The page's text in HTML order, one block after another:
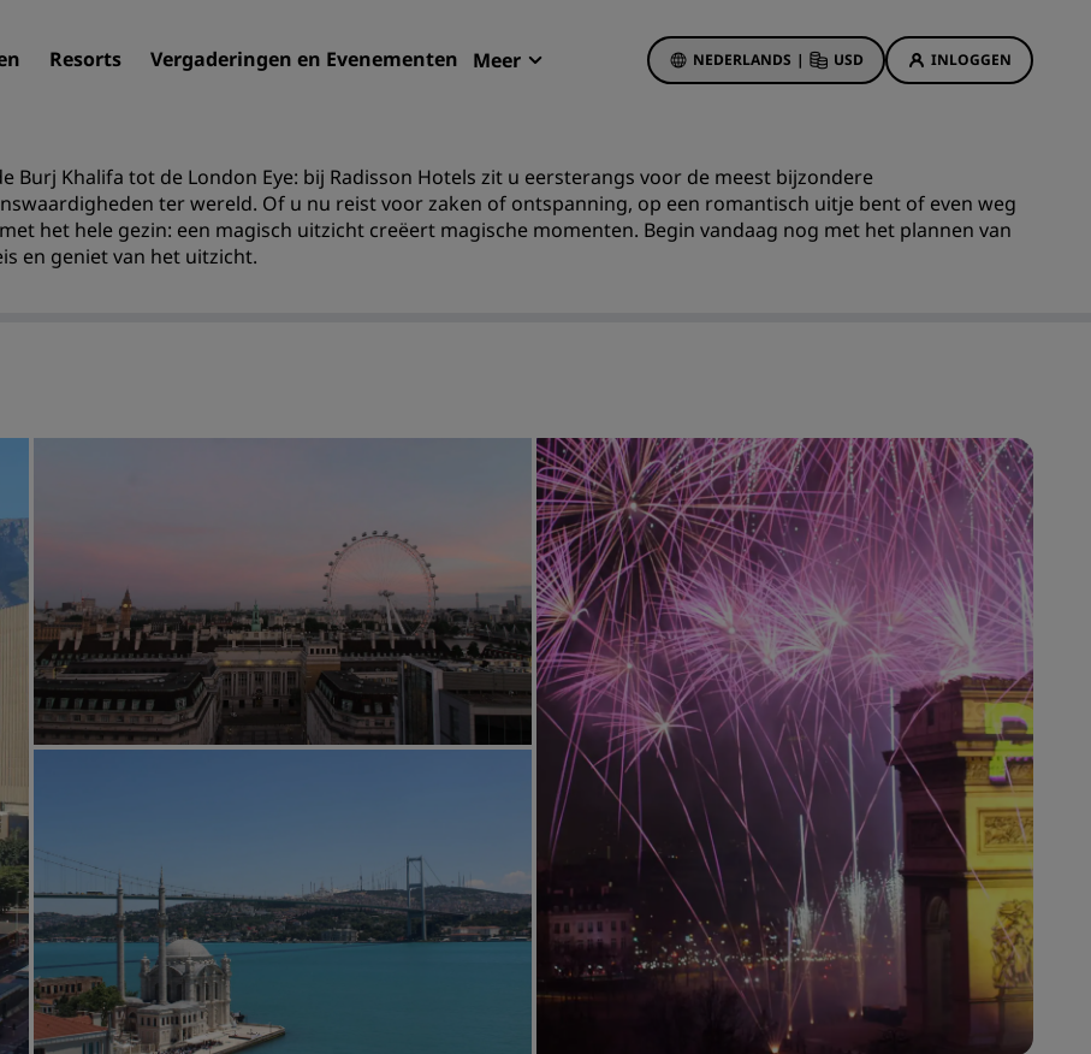
Resorts Vergaderingen en Evenementen Meer
Mijn boekingen
NEDERLANDS | USD INLOGGEN
Uw hortel zoeken
Bestemmingen
Ontdek Radisson Meetings
Boek een vergaderruimte
Een offerte aanvragen
Evenementbestemmingen
Branche-oplossingen
Vluchten zoeken
Zoek een restaurant
Hotelaanbiedingen
Ontdek onze deals
Reisideeën
Gezinsvriendelijke hotels
Rad Pets
Bruiloftslocaties
Duurzame verblijven
Sportteams verblijven
Zakenreiziger
Hotels in het stadscentrum
Bezoek onze blog
Radisson Rewards
Ontdek Radisson Rewards
Voordelen
Hoe u punten kunt gebruiken
Hoe u punten kunt verdienen
Bookers and Planners
Burj Khalifa tot de London Eye: bij Radisson Hotels zit u eersterangs voor de meest bijzondere
ter wereld. Of u nu reist voor zaken of ontspanning, op een romantisch uitje bent of even weg
het hele gezin: een magisch uitzicht creëert magische momenten. Begin vandaag nog met het plannen van
en geniet van het uitzicht.